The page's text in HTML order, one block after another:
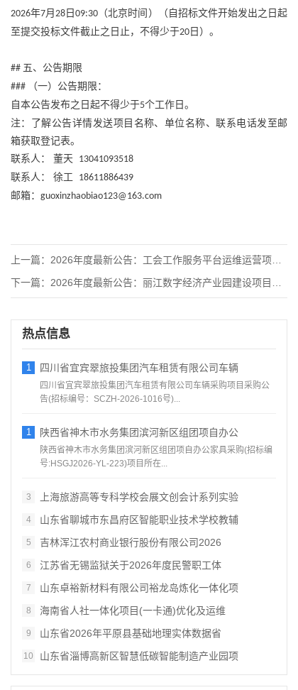
2026年7月28 日09:30 （北京时间）（自招标文件开始发出之日起
至提交投标文件截止之日止，不得少于20 日）。
## 五、公告期限
###
（一）公告期限：
自本公告发布之日起不得少于5个工作日。
注：了解公告详情发送项目名称、单位名称、联系电话发至邮
箱获取登记表。
联系人：
董天 13041093518
联系人：
徐工
18611886439
邮箱： guoxinzhaobiao123@163.com
上一篇： 2026年度最新公告：工会工作服务平台运维运营项目招标公告
下一篇： 2026年度最新公告：丽江数字经济产业园建设项目一期—低空经
热点信息
1 四川省宜宾翠旅投集团汽车租赁有限公司车辆
四川省宜宾翠旅投集团汽车租赁有限公司车辆采购项目采购公
告(招标编号：SCZH-2026-1016号)...
1 陕西省神木市水务集团滨河新区组团项自办公
陕西省神木市水务集团滨河新区组团项自办公家具采购(招标编
号:HSGJ2026-YL-223)项目所在...
3 上海旅游高等专科学校会展文创会计系列实验
4 山东省聊城市东昌府区智能职业技术学校教辅
5 吉林浑江农村商业银行股份有限公司2026
6 江苏省无锡监狱关于2026年度民警职工体
7 山东卓裕新材料有限公司裕龙岛炼化一体化项
8 海南省人社一体化项目(一卡通)优化及运维
9 山东省2026年平原县基础地理实体数据省
10 山东省淄博高新区智慧低碳智能制造产业园项